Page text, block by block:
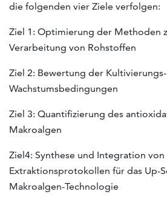
die folgenden vier Ziele verfolgen:
Ziel 1: Optimierung der Methoden
Verarbeitung von Rohstoffen
Ziel 2: Bewertung der
Wachstumsbedingungen
Ziel 3: Quantifizierung des
Makroalgen
Ziel4: Synthese und Integration von
Extraktionsprotokollen für das Up-
Makroalgen-Technologie